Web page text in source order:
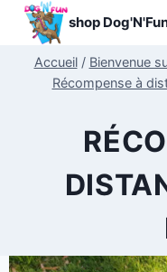
Aller
contenu
shop
Accueil / Bienvenue
Récompense à